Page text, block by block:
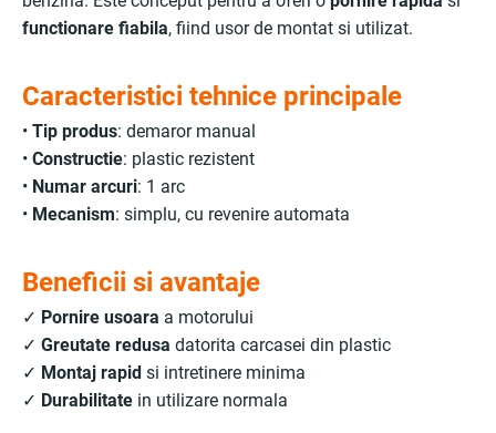
functionare fiabila, fiind usor de montat si utilizat.
Caracteristici tehnice principale
• Tip produs: demaror manual
• Constructie: plastic rezistent
• Numar arcuri: 1 arc
• Mecanism: simplu, cu revenire automata
Beneficii si avantaje
✓ Pornire usoara a motorului
✓ Greutate redusa datorita carcasei din plastic
✓ Montaj rapid si intretinere minima
✓ Durabilitate in utilizare normala